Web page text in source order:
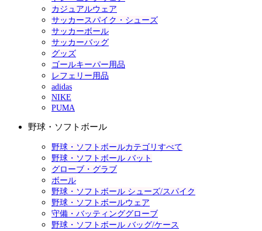
カジュアルウェア
サッカースパイク・シューズ
サッカーボール
サッカーバッグ
グッズ
ゴールキーパー用品
レフェリー用品
adidas
NIKE
PUMA
野球・ソフトボール
野球・ソフトボールカテゴリすべて
野球・ソフトボール バット
グローブ・グラブ
ボール
野球・ソフトボール シューズ/スパイク
野球・ソフトボールウェア
守備・バッティンググローブ
野球・ソフトボール バッグ/ケース